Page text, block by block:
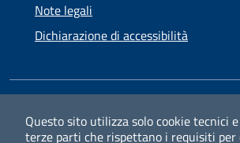
Questo sito utilizza solo cookie tecnici
terze parti che rispettano i requisiti per
Note legali
Dichiarazione di accessibilità
FacebookInstagram